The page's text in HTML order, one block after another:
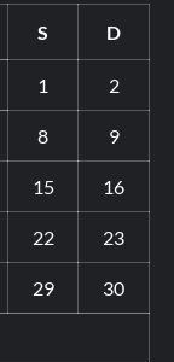
S D
1 2
8 9
15 16
22 23
29 30